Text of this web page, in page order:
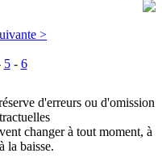
>
5- 6
d'erreurs ou d'omission
changer à tout moment, à
la baisse.